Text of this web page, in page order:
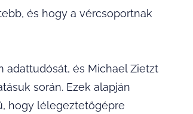
és hogy a vércsoportnak
adattudósát, és Michael Zietzt
során. Ezek alapján
hogy lélegeztetőgépre